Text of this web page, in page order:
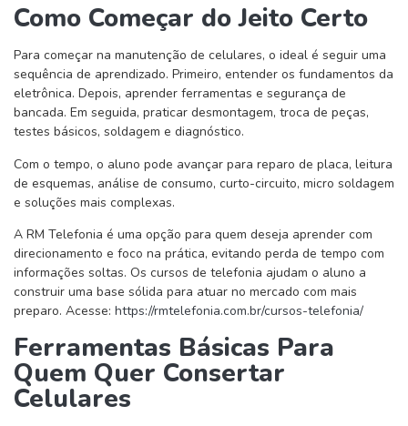
Como Começar do Jeito Certo
Para começar na manutenção de celulares, o ideal é seguir uma
sequência de aprendizado. Primeiro, entender os fundamentos da
eletrônica. Depois, aprender ferramentas e segurança de
bancada. Em seguida, praticar desmontagem, troca de peças,
testes básicos, soldagem e diagnóstico.
Com o tempo, o aluno pode avançar para reparo de placa, leitura
de esquemas, análise de consumo, curto-circuito, micro soldagem
e soluções mais complexas.
A RM Telefonia é uma opção para quem deseja aprender com
direcionamento e foco na prática, evitando perda de tempo com
informações soltas. Os cursos de telefonia ajudam o aluno a
construir uma base sólida para atuar no mercado com mais
preparo. Acesse: https://rmtelefonia.com.br/cursos-telefonia/
Ferramentas Básicas Para
Quem Quer Consertar
Celulares